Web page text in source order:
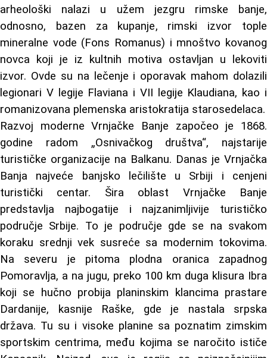
arheološki nalazi u užem jezgru rimske banje,
odnosno, bazen za kupanje, rimski izvor tople
mineralne vode (Fons Romanus) i mnoštvo kovanog
novca koji je iz kultnih motiva ostavljan u lekoviti
izvor. Ovde su na lečenje i oporavak mahom dolazili
legionari V legije Flaviana i VII legije Klaudiana, kao i
romanizovana plemenska aristokratija starosedelaca.
Razvoj moderne Vrnjačke Banje započeo je 1868.
godine radom „Osnivačkog društva“, najstarije
turističke organizacije na Balkanu. Danas je Vrnjačka
Banja najveće banjsko lečilište u Srbiji i cenjeni
turistički centar. Šira oblast Vrnjačke Banje
predstavlja najbogatije i najzanimljivije turističko
područje Srbije. To je područje gde se na svakom
koraku srednji vek susreće sa modernim tokovima.
Na severu je pitoma plodna oranica zapadnog
Pomoravlja, a na jugu, preko 100 km duga klisura Ibra
koji se hučno probija planinskim klancima prastare
Dardanije, kasnije Raške, gde je nastala srpska
država. Tu su i visoke planine sa poznatim zimskim
sportskim centrima, među kojima se naročito ističe